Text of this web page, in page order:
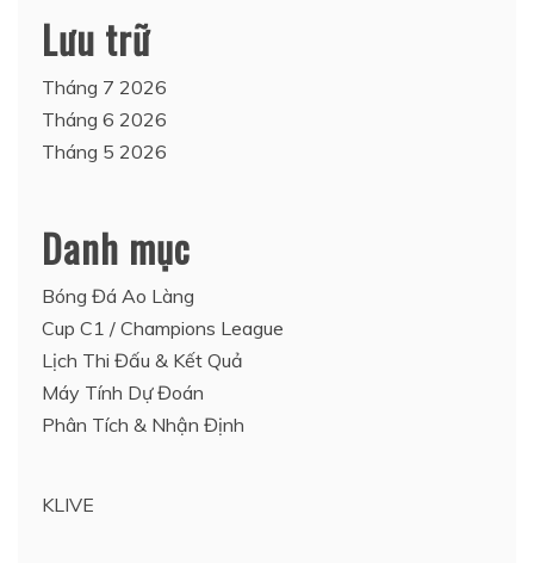
Lưu trữ
Tháng 7 2026
Tháng 6 2026
Tháng 5 2026
Danh mục
Bóng Đá Ao Làng
Cup C1 / Champions League
Lịch Thi Đấu & Kết Quả
Máy Tính Dự Đoán
Phân Tích & Nhận Định
KLIVE